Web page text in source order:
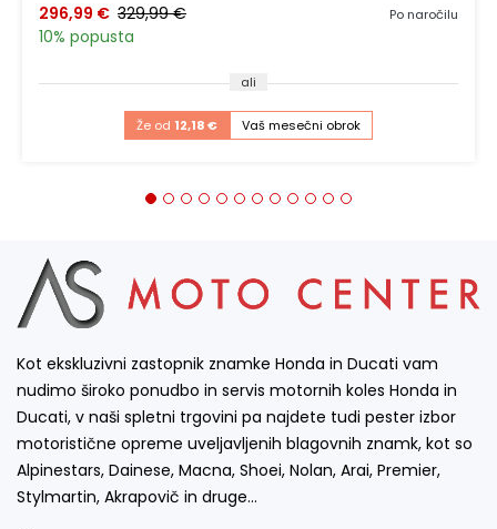
Po naročilu
296,99 € 329,99 €
10% popusta
ali
Že od 12,18 € Vaš mesečni obrok
Kot ekskluzivni zastopnik znamke Honda in Ducati vam
nudimo široko ponudbo in servis motornih koles Honda in
Ducati, v naši spletni trgovini pa najdete tudi pester izbor
motoristične opreme uveljavljenih blagovnih znamk, kot so
Alpinestars, Dainese, Macna, Shoei, Nolan, Arai, Premier,
Stylmartin, Akrapovič in druge…